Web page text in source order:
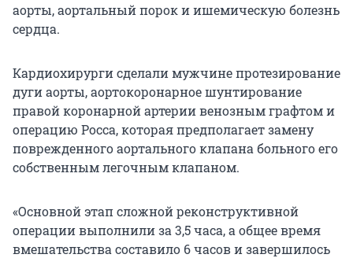
аорты, аортальный порок и ишемическую болезнь
сердца.
Кардиохирурги сделали мужчине протезирование
дуги аорты, аортокоронарное шунтирование
правой коронарной артерии венозным графтом и
операцию Росса, которая предполагает замену
поврежденного аортального клапана больного его
собственным легочным клапаном.
«Основной этап сложной реконструктивной
операции выполнили за 3,5 часа, а общее время
вмешательства составило 6 часов и завершилось